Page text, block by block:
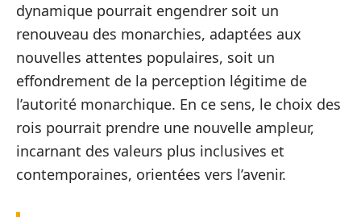
dynamique pourrait engendrer soit un
renouveau des monarchies, adaptées aux
nouvelles attentes populaires, soit un
effondrement de la perception légitime de
l’autorité monarchique. En ce sens, le choix des
rois pourrait prendre une nouvelle ampleur,
incarnant des valeurs plus inclusives et
contemporaines, orientées vers l’avenir.